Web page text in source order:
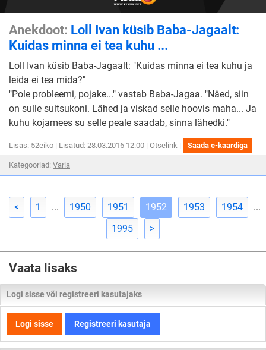
Anekdoot: Loll Ivan küsib Baba-Jagaalt:
Kuidas minna ei tea kuhu ...
Loll Ivan küsib Baba-Jagaalt: "Kuidas minna ei tea kuhu ja
leida ei tea mida?"
"Pole probleemi, pojake..." vastab Baba-Jagaa. "Näed, siin
on sulle suitsukoni. Lähed ja viskad selle hoovis maha... Ja
kuhu kojamees su selle peale saadab, sinna lähedki."
Lisas: 52eiko | Lisatud: 28.03.2016 12:00 | Otselink Loll
Ivan
Kuidas
minna
kuhu
| Saada e-kaardiga
Kategooriad: Varia
< 1 ... 1950 1951 1952 1953 1954
...
1995
>
Vaata lisaks
Logi sisse või registreeri kasutajaks
Logi sisse Registreeri kasutaja